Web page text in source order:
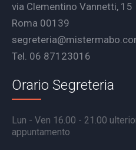
via Clementino Vannetti, 15
Roma 00139
Tel. 06 87123016
Orario Segreteria
Lun - Ven 16.00 - 21.00
appuntamento